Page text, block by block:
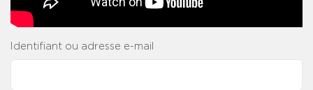
Identifiant ou adresse e-mail